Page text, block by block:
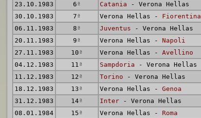
23.10.1983
6 ª Catania - Verona Hellas
30.10.1983
7 ª Verona Hellas - Fiorentina
06.11.1983
8 ª Juventus - Verona Hellas
20.11.1983
9 ª Verona Hellas - Napoli
27.11.1983
10 ª Verona Hellas - Avellino
04.12.1983
11 ª Sampdoria - Verona Hellas
11.12.1983
12 ª Torino - Verona Hellas
18.12.1983
13 ª Verona Hellas - Genoa
31.12.1983
14ª Inter - Verona Hellas
08.01.1984
15 ª Verona Hellas - Roma